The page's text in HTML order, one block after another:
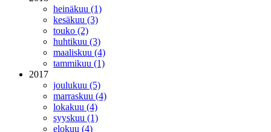
heinäkuu (1)
kesäkuu (3)
touko (2)
huhtikuu (3)
maaliskuu (4)
tammikuu (1)
2017
joulukuu (5)
marraskuu (4)
lokakuu (4)
syyskuu (1)
elokuu (4)